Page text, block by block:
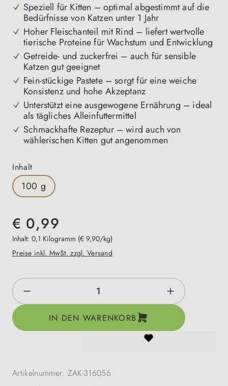
Speziell für Kitten – optimal abgestimmt auf die
Bedürfnisse von Katzen unter 1 Jahr
Hoher Fleischanteil mit Rind – liefert wertvolle
tierische Proteine für Wachstum und Entwicklung
Getreide- und zuckerfrei – auch für sensible
Katzen gut geeignet
Fein-stückige Pastete – sorgt für eine weiche
Konsistenz und hohe Akzeptanz
Unterstützt eine ausgewogene Ernährung – ideal
als tägliches Alleinfuttermittel
Schmackhafte Rezeptur – wird auch von
wählerischen Kitten gut angenommen
Inhaltauswählen
100 g
€ 0,99
Inhalt: 0,1 Kilogramm (€ 9,90/kg)
Preise inkl. MwSt. zzgl. Versand
Produkt Anzahl: Gib den gewünschten
IN DEN WARENKORB
Artikelnummer: ZAK-316056